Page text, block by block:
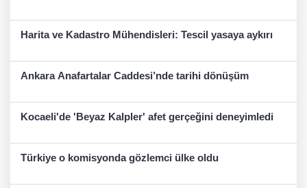
Harita ve Kadastro Mühendisleri: Tescil yasaya aykırı
Ankara Anafartalar Caddesi’nde tarihi dönüşüm
Kocaeli'de 'Beyaz Kalpler' afet gerçeğini deneyimledi
Türkiye o komisyonda gözlemci ülke oldu